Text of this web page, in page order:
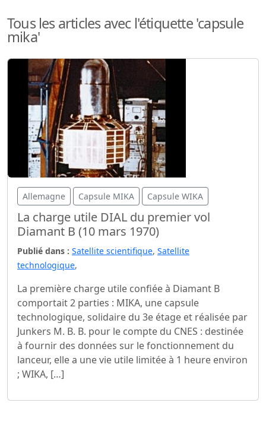
Tous les articles avec l'étiquette 'capsule
mika'
Allemagne Capsule MIKA Capsule WIKA
La charge utile DIAL du premier vol
Diamant B (10 mars 1970)
Publié dans : Satellite scientifique, Satellite
technologique,
La première charge utile confiée à Diamant B
comportait 2 parties : MIKA, une capsule
technologique, solidaire du 3e étage et réalisée par
Junkers M. B. B. pour le compte du CNES : destinée
à fournir des données sur le fonctionnement du
lanceur, elle a une vie utile limitée à 1 heure environ
; WIKA, […]